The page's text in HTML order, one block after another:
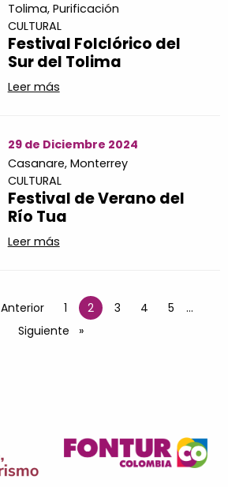
Tolima, Purificación
CULTURAL
Festival Folclórico del
Sur del Tolima
Leer más
29 de Diciembre 2024
Casanare, Monterrey
CULTURAL
Festival de Verano del
Río Tua
Leer más
Página anterior
Anterior Página
1
Página actual
2 Página
3 Página
4 Página
5
…
Siguiente página
Siguiente